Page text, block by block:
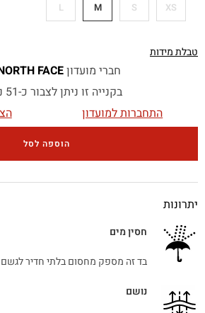
XS
S
M
L
טבלת מידות
חברי מועדוןTHE NORTH FACE
בקנייה זו ניתן לצבור כ-51 נקודות
התחברות למועדון
הוספה לסל
יתרונות
חסין מים
בד זה מספק מחסום בלתי חדיר לגשם
נושם